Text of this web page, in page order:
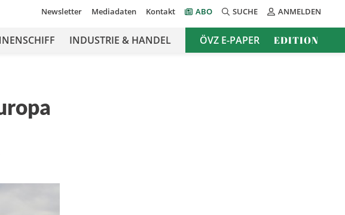
Newsletter Mediadaten Kontakt ABO SUCHE ANMELDEN
INDUSTRIE & HANDEL ÖVZ E-PAPER EDITION